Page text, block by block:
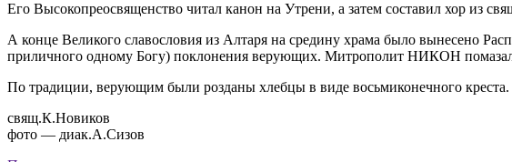
Его Высокопреосвященство читал канон на Утрени, а затем составил хор из
А конце Великого славословия из Алтаря на средину храма было вынесено
приличного одному Богу) поклонения верующих. Митрополит НИКОН
По традиции, верующим были розданы хлебцы в виде восьмиконечного креста.
свящ.К.Новиков
фото — диак.А.Сизов